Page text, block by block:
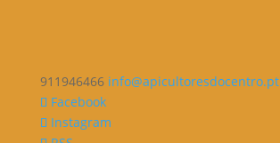
911946466 info@apicultoresdocentro.pt
Facebook
Instagram